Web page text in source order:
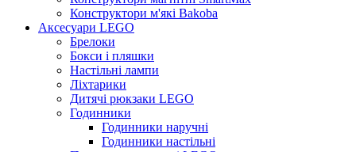
Конструктори м'які Bakoba
Аксесуари LEGO
Брелоки
Бокси і пляшки
Настільні лампи
Ліхтарики
Дитячі рюкзаки LEGO
Годинники
Годинники наручні
Годинники настільні